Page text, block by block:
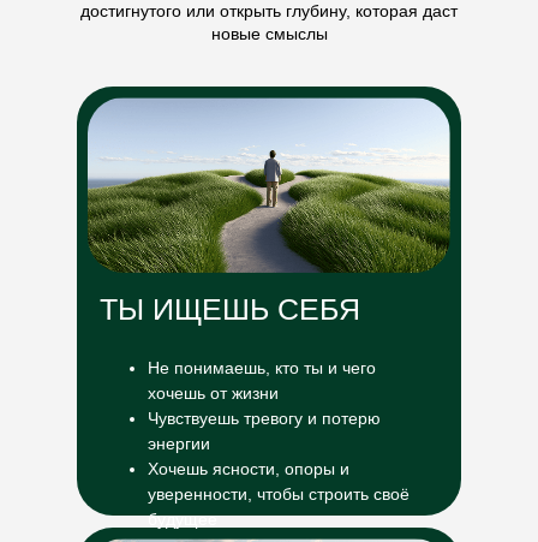
достигнутого или открыть глубину, которая даст
новые смыслы
Не понимаешь, кто ты и чего
хочешь от жизни
Чувствуешь тревогу и потерю
энергии
Хочешь ясности, опоры и
уверенности, чтобы строить своё
будущее
ТЫ ИЩЕШЬ СЕБЯ